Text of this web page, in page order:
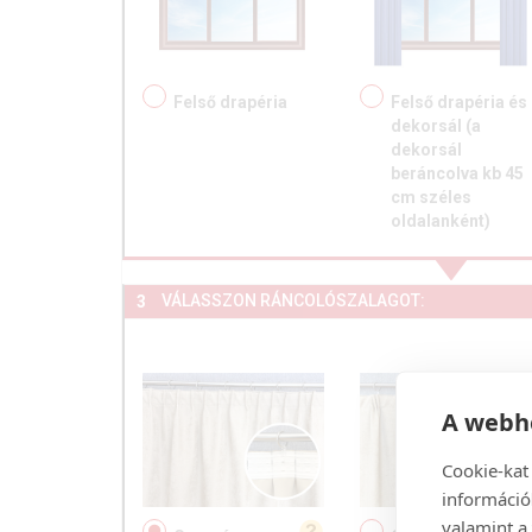
A
Cookie-
valamint a
Felső drapéria
Felső drapéria és
dekorsál (a
dekorsál
beráncolva kb 45
cm széles
oldalanként)
3 VÁLASSZON RÁNCOLÓSZALAGOT: